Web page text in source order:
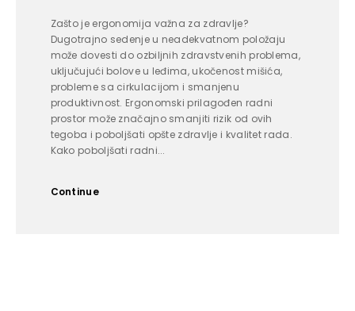
Zašto je ergonomija važna za zdravlje?
Dugotrajno sedenje u neadekvatnom položaju
može dovesti do ozbiljnih zdravstvenih problema,
uključujući bolove u leđima, ukočenost mišića,
probleme sa cirkulacijom i smanjenu
produktivnost. Ergonomski prilagođen radni
prostor može značajno smanjiti rizik od ovih
tegoba i poboljšati opšte zdravlje i kvalitet rada.
Kako poboljšati radni...
Continue